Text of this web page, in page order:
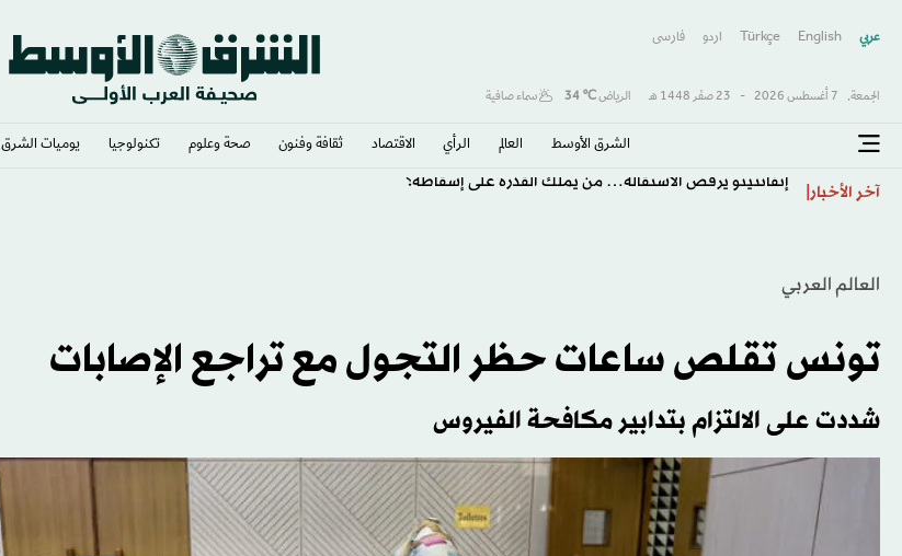
عربي English
Türkçe اردو فارسى
الجمعة, 7 أغسطس 2026 - 23 صفَر 1448 هـ الرياض℃
34 سماء صافية
الشرق الأوسط​ العالم الرأي الاقتصاد ثقافة وفنون صحة وعلوم تكنولوجيا يوميات الشرق​
آخر الأخبار إنفانتينو يرفض الاستقالة… من يملك القدرة على إسقاطه؟
العالم العربي
تونس تقلص ساعات حظر التجول مع تراجع الإصابات
شددت على الالتزام بتدابير مكافحة الفيروس